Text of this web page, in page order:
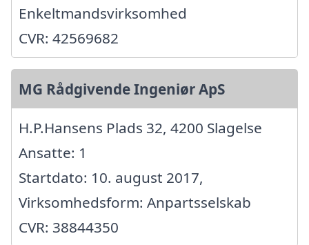
Enkeltmandsvirksomhed
CVR: 42569682
MG Rådgivende Ingeniør ApS
H.P.Hansens Plads 32, 4200 Slagelse
Ansatte: 1
Startdato: 10. august 2017,
Virksomhedsform: Anpartsselskab
CVR: 38844350